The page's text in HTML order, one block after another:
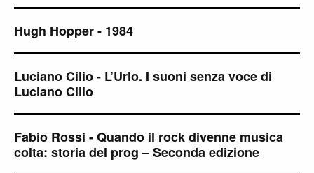
Hugh Hopper - 1984
Luciano Cilio - L’Urlo. I suoni senza voce di
Luciano Cilio
Fabio Rossi - Quando il rock divenne musica
colta: storia del prog – Seconda edizione